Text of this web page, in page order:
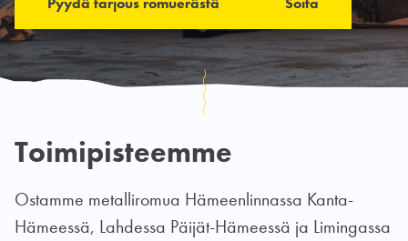
Toimipisteemme
Ostamme metalliromua Hämeenlinnassa Kanta-
Hämeessä, Lahdessa Päijät-Hämeessä ja Limingassa